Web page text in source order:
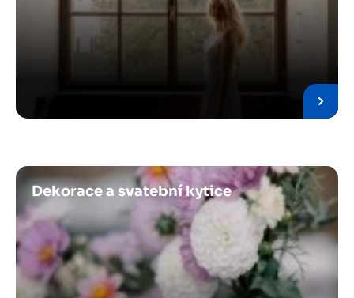
Obrázek
Dekorace a svatební kytice